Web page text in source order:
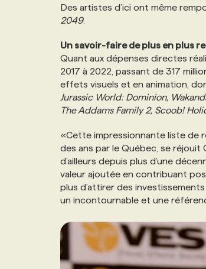
Des artistes d’ici ont même
2049.
Un savoir-faire de plus en plus
Quant aux dépenses directes
2017 à 2022, passant de 317
effets visuels et en animation,
Jurassic World: Dominion,
The Addams Family 2, Scoob!
«Cette impressionnante liste de
des ans par le Québec, se réjouit
d’ailleurs depuis plus d’une
valeur ajoutée en contribuant
plus d’attirer des
un incontournable et une